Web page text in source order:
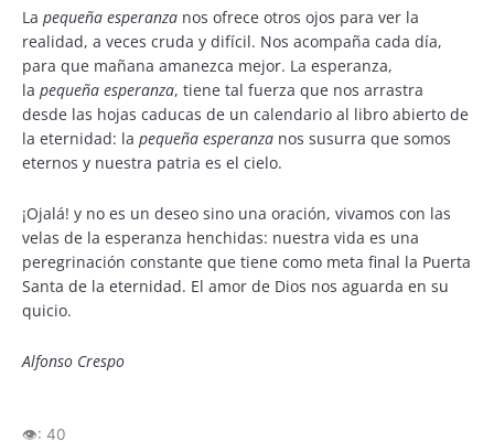
La pequeña esperanza nos ofrece otros ojos para ver la
realidad, a veces cruda y difícil. Nos acompaña cada día,
para que mañana amanezca mejor. La esperanza,
la pequeña esperanza, tiene tal fuerza que nos arrastra
desde las hojas caducas de un calendario al libro abierto de
la eternidad: la pequeña esperanza nos susurra que somos
eternos y nuestra patria es el cielo.
¡Ojalá! y no es un deseo sino una oración, vivamos con las
velas de la esperanza henchidas: nuestra vida es una
peregrinación constante que tiene como meta final la Puerta
Santa de la eternidad. El amor de Dios nos aguarda en su
quicio.
Alfonso Crespo
👁️: 40